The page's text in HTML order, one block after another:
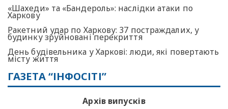
«Шахеди» та «Бандероль»: наслідки атаки по
Харкову
Ракетний удар по Харкову: 37 постраждалих, у
будинку зруйновані перекриття
День будівельника у Харкові: люди, які повертають
місту життя
ГАЗЕТА “ІНФОСІТІ”
Архів випусків